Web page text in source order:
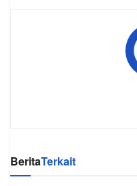
BeritaTerkait